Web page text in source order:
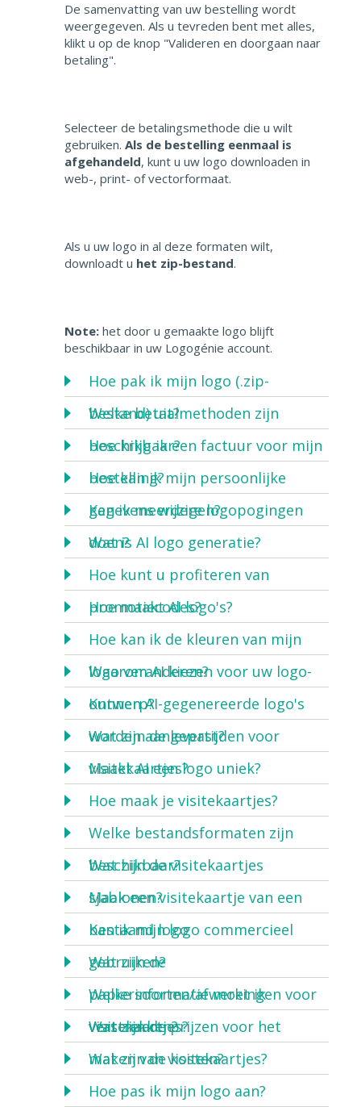
De samenvatting van uw bestelling wordt
weergegeven. Als u tevreden bent met alles,
klikt u op de knop "Valideren en doorgaan naar
betaling".
Selecteer de betalingsmethode die u wilt
gebruiken. Als de bestelling eenmaal is
afgehandeld, kunt u uw logo downloaden in
web-, print- of vectorformaat.
Als u uw logo in al deze formaten wilt,
downloadt u het zip-bestand.
Note: het door u gemaakte logo blijft
beschikbaar in uw Logogénie account.
Hoe pak ik mijn logo (.zip-
bestand) uit?
Welke betaalmethoden zijn
beschikbaar?
Hoe krijg ik een factuur voor mijn
bestelling?
Hoe kan ik mijn persoonlijke
gegevens wijzigen?
Kan ik meerdere logopogingen
doen?
Wat is AI logo generatie?
Hoe kunt u profiteren van
promotiecodes?
Hoe maakt AI logo's?
Hoe kan ik de kleuren van mijn
logo veranderen?
Waarom AI kiezen voor uw logo-
ontwerp?
Kunnen AI-gegenereerde logo's
worden aangepast?
Wat zijn de levertijden voor
visitekaartjes?
Maakt AI een logo uniek?
Hoe maak je visitekaartjes?
Welke bestandsformaten zijn
beschikbaar?
Wat zijn de visitekaartjes
sjablonen?
Maak een visitekaartje van een
bestaand logo
Kan ik mijn logo commercieel
gebruiken?
Wat zijn de
papiersoorten/afwerkingen voor
visitekaartjes?
Welke informatie moet ik
verstrekken?
Wat zijn de prijzen voor het
maken van visitekaartjes?
Wat zijn de kosten?
Hoe pas ik mijn logo aan?